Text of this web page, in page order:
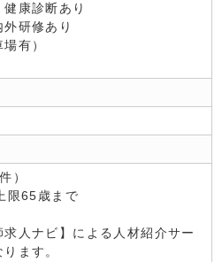
康診断あり
研修あり
有）
）
限65歳まで
人ナビ】による人材紹介サー
ます。